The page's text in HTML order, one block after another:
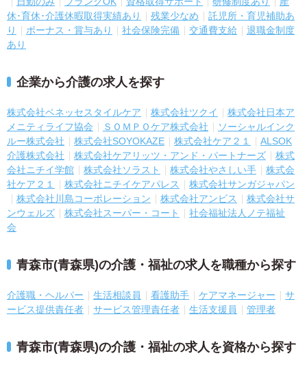
休･育休･介護休暇取得実績あり
残業少なめ
託児所・育児補助あ
り
ボーナス・賞与あり 社会保険完備 交通費支給
退職金制度
あり
企業から介護の求人を探す
株式会社ベネッセスタイルケア 株式会社ツクイ
株式会社日本ア
メニティライフ協会
ＳＯＭＰＯケア株式会社
ソーシャルインク
ルー株式会社
株式会社SOYOKAZE 株式会社ケア２１
ALSOK
介護株式会社
株式会社ケアリッツ・アンド・パートナーズ
株式
会社ニチイ学館
株式会社ソラスト 株式会社やさしい手
株式会
社ケア２１
株式会社ニチイケアパレス
株式会社サンガジャパン
株式会社川島コーポレーション
株式会社アンビス
株式会社サ
ンウェルズ
株式会社スーパー・コート
社会福祉法人ノテ福祉
会
青森市(青森県)の介護・福祉の求人を職種から探す
介護職・ヘルパー 生活相談員 看護助手 ケアマネージャー
サ
ービス提供責任者
サービス管理責任者 生活支援員 管理者
青森市(青森県)の介護・福祉の求人を資格から探す